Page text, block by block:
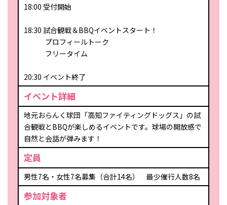
18:00 受付開始
18:30 試合観戦＆BBQイベントスタート！
プロフィールトーク
フリータイム
20:30 イベント終了
イベント詳細
地元おらんく球団「高知ファイティングドッグス」の試
合観戦とBBQが楽しめるイベントです。球場の開放感で
自然と会話が弾みます！
定員
男性7名・女性7名募集（合計14名） 最少催行人数8名
参加対象者